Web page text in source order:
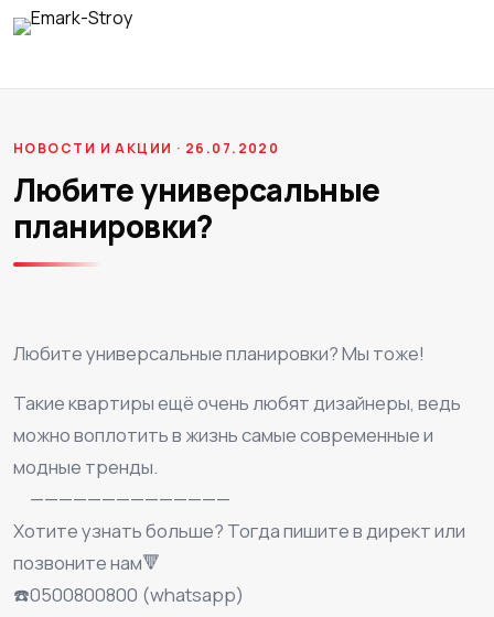
НОВОСТИ И АКЦИИ · 26.07.2020
Любите универсальные
планировки?
Любите универсальные планировки? Мы тоже!
Такие квартиры ещё очень любят дизайнеры, ведь
можно воплотить в жизнь самые современные и
модные тренды.
⠀ ——————————————
Хотите узнать больше? Тогда пишите в директ или
позвоните нам🔻
☎️0500800800 (whatsapp)